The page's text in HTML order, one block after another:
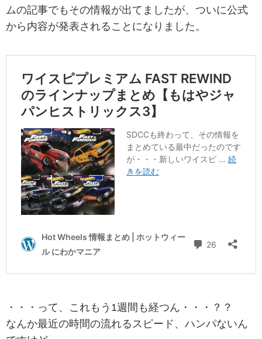
ムの記事でもその情報が出てましたが、ついに公式
から内容が発表されることになりました。
・・・って、これもう1週間も経つん・・・？？
なんか最近の時間の流れるスピード、ハンパないん